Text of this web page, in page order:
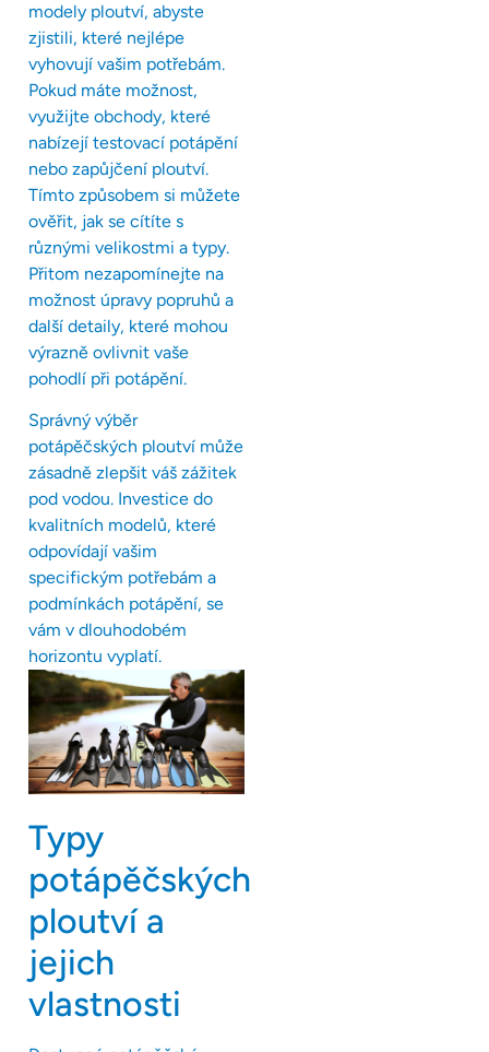
modely ploutví, abyste
zjistili, které nejlépe
vyhovují vašim potřebám.
Pokud máte možnost,
využijte obchody, které
nabízejí testovací potápění
nebo zapůjčení ploutví.
Tímto způsobem si můžete
ověřit, jak se cítíte s
různými velikostmi a typy.
Přitom nezapomínejte na
možnost úpravy popruhů a
další detaily, které mohou
výrazně ovlivnit vaše
pohodlí při potápění.
Správný výběr
potápěčských ploutví může
zásadně zlepšit váš zážitek
pod vodou. Investice do
kvalitních modelů, které
odpovídají vašim
specifickým potřebám a
podmínkách potápění, se
vám v dlouhodobém
horizontu vyplatí.
Typy
potápěčských
ploutví a
jejich
vlastnosti